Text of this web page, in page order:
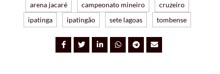
arena jacaré campeonato mineiro
cruzeiro
ipatinga
ipatingão sete lagoas tombense